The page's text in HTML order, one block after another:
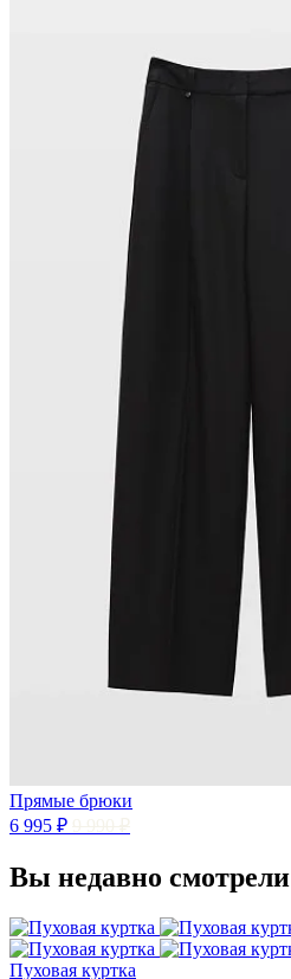
Прямые брюки
6 995 ₽
Вы недавно смотрели
Пуховая куртка